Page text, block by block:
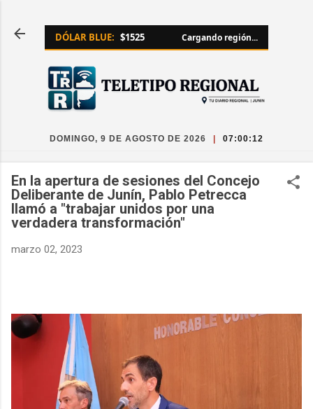
DÓLAR BLUE: $1525 Cargando región...
DOMINGO, 9 DE AGOSTO DE 2026 07:00:13
En la apertura de sesiones del Concejo
Deliberante de Junín, Pablo Petrecca
llamó a "trabajar unidos por una
verdadera transformación"
marzo 02, 2023